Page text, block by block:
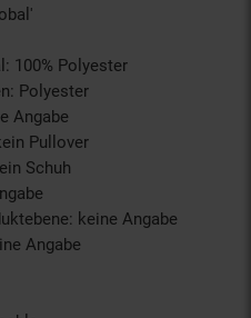
100% Polyester
Polyester
Angabe
Pullover
Schuh
keine Angabe
Angabe